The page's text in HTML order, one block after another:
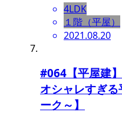
4LDK
１階（平屋）
2021.08.20
#064【平屋建
オシャレすぎ
ーク～】